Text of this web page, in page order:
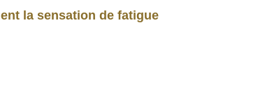
la sensation de fatigue